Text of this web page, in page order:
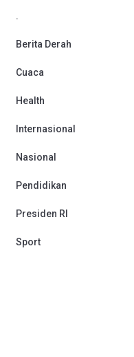
.
Berita Derah
Cuaca
Health
Internasional
Nasional
Pendidikan
Presiden RI
Sport